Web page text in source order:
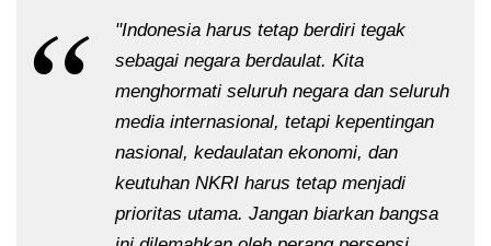
"Indonesia harus tetap berdiri tegak
sebagai negara berdaulat. Kita
menghormati seluruh negara dan seluruh
media internasional, tetapi kepentingan
nasional, kedaulatan ekonomi, dan
keutuhan NKRI harus tetap menjadi
prioritas utama. Jangan biarkan bangsa